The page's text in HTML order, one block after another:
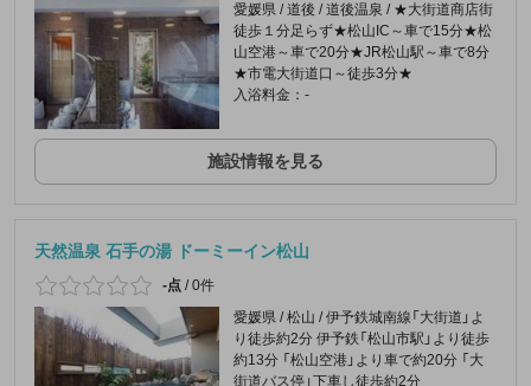
愛媛県 / 道後 / 道後温泉 / ★大街道商店街
徒歩１分足らず★松山IC～車で15分★松
山空港～車で20分★JR松山駅～車で8分
★市電大街道口～徒歩3分★
入浴料金：-
施設情報を見る
天然温泉 石手の湯 ドーミーイン松山
-点 /0件
愛媛県 / 松山 / 伊予鉄城南線「大街道」よ
り徒歩約2分 伊予鉄「松山市駅」より徒歩
約13分 「松山空港」より車で約20分 「大
街道バス停」下車し徒歩約2分